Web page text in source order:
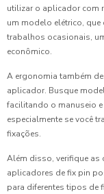
utilizar o aplicador com
um modelo elétrico, que
trabalhos ocasionais,
econômico.
A ergonomia também
aplicador. Busque
facilitando o manuseio e
especialmente se você
fixações.
Além disso, verifique
aplicadores de fix pin
para diferentes tipos de